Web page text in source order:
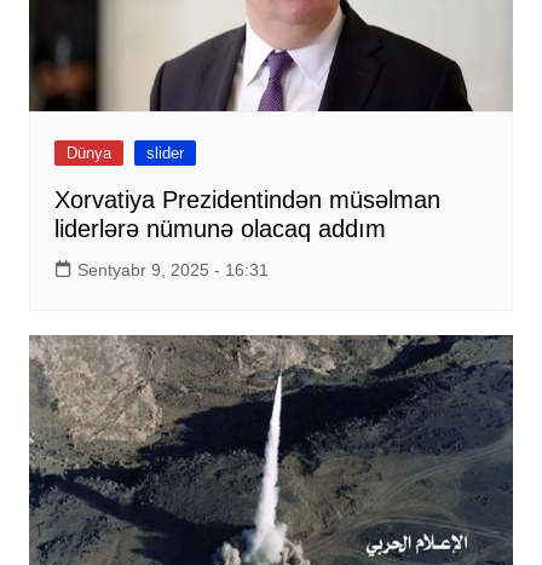
Dünya slider
Xorvatiya Prezidentindən müsəlman
liderlərə nümunə olacaq addım
Sentyabr 9, 2025 - 16:31